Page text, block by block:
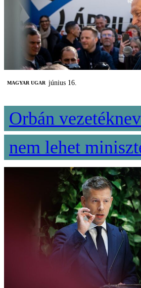
MAGYAR UGAR június 16.
Orbán
nem lehet